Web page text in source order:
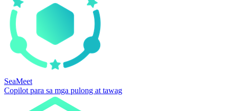
SeaMeet
Copilot para sa mga pulong at tawag